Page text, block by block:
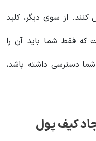
کنند. از سوی دیگر، کلید
فقط شما باید آن را
دسترسی داشته باشد،
کیف پول